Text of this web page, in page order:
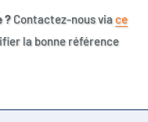
?Contactez-nous viace
la bonne référence